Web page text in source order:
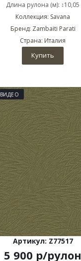
Длина рулона (м): ↕10,05
Коллекция: Savana
Бренд: Zambaiti Parati
Страна: Италия
Купить
ВИДЕО
Артикул: Z77517
5 900 р/рулон